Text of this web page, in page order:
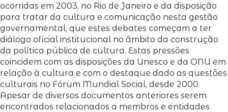
ocorridas em 2003, no Rio de Janeiro e da disposição
para tratar da cultura e comunicação nesta gestão
governamental, que estes debates começam a ter
diálogo oficial institucional no âmbito da construção
da política pública de cultura. Estas pressões
coincidem com as disposições da Unesco e da ONU em
relação à cultura e com o destaque dado as questões
culturais no Fórum Mundial Social, desde 2000.
Apesar de diversos documentos anteriores serem
encontrados relacionados a membros e entidades